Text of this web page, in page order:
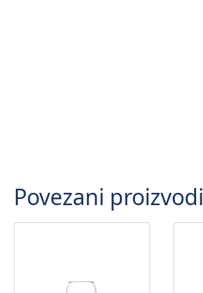
Povezani proizvodi